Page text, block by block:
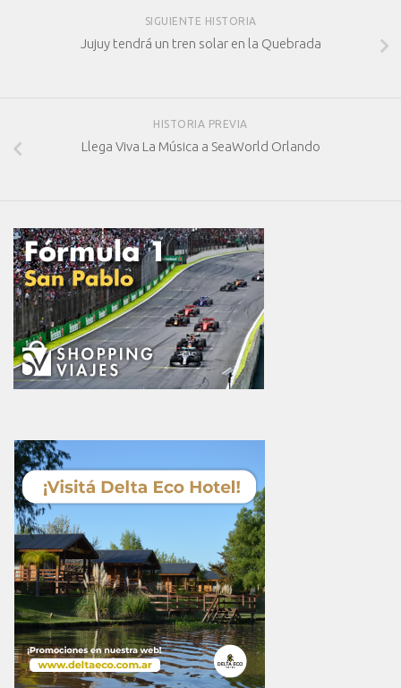
SIGUIENTE HISTORIA
Jujuy tendrá un tren solar en la Quebrada
HISTORIA PREVIA
Llega Viva La Música a SeaWorld Orlando